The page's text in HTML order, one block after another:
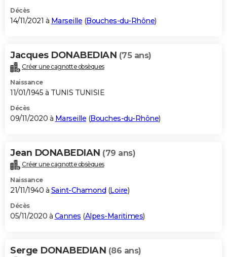
Décès
14/11/2021 à Marseille (Bouches-du-Rhône)
Jacques DONABEDIAN (75 ans)
Créer une cagnotte obsèques
Naissance
11/01/1945 à TUNIS TUNISIE
Décès
09/11/2020 à Marseille (Bouches-du-Rhône)
Jean DONABEDIAN (79 ans)
Créer une cagnotte obsèques
Naissance
21/11/1940 à Saint-Chamond (Loire)
Décès
05/11/2020 à Cannes (Alpes-Maritimes)
Serge DONABEDIAN (86 ans)